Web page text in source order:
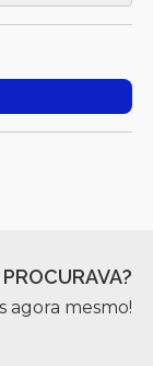
agora mesmo!